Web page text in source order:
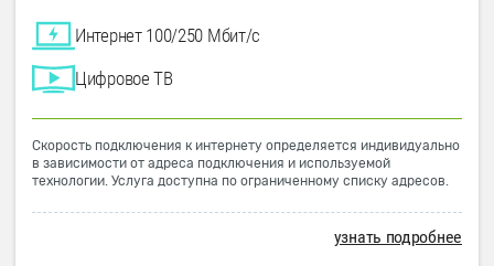
Интернет 100/250 Мбит/с
Цифровое ТВ
Скорость подключения к интернету определяется индивидуально
в зависимости от адреса подключения и используемой
технологии. Услуга доступна по ограниченному списку адресов.
узнать подробнее